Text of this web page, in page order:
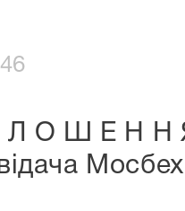
О Ш Е Н Н Я